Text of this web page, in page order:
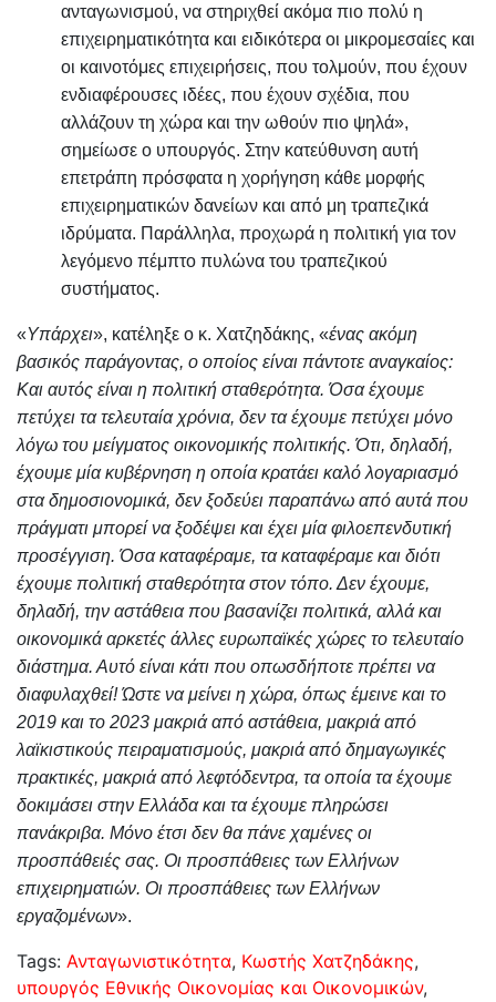
ανταγωνισμού, να στηριχθεί ακόμα πιο πολύ η
επιχειρηματικότητα και ειδικότερα οι μικρομεσαίες και
οι καινοτόμες επιχειρήσεις, που τολμούν, που έχουν
ενδιαφέρουσες ιδέες, που έχουν σχέδια, που
αλλάζουν τη χώρα και την ωθούν πιο ψηλά»,
σημείωσε ο υπουργός. Στην κατεύθυνση αυτή
επετράπη πρόσφατα η χορήγηση κάθε μορφής
επιχειρηματικών δανείων και από μη τραπεζικά
ιδρύματα. Παράλληλα, προχωρά η πολιτική για τον
λεγόμενο πέμπτο πυλώνα του τραπεζικού
συστήματος.
«Υπάρχει», κατέληξε ο κ. Χατζηδάκης, «ένας ακόμη
βασικός παράγοντας, ο οποίος είναι πάντοτε αναγκαίος:
Και αυτός είναι η πολιτική σταθερότητα. Όσα έχουμε
πετύχει τα τελευταία χρόνια, δεν τα έχουμε πετύχει μόνο
λόγω του μείγματος οικονομικής πολιτικής. Ότι, δηλαδή,
έχουμε μία κυβέρνηση η οποία κρατάει καλό λογαριασμό
στα δημοσιονομικά, δεν ξοδεύει παραπάνω από αυτά που
πράγματι μπορεί να ξοδέψει και έχει μία φιλοεπενδυτική
προσέγγιση. Όσα καταφέραμε, τα καταφέραμε και διότι
έχουμε πολιτική σταθερότητα στον τόπο. Δεν έχουμε,
δηλαδή, την αστάθεια που βασανίζει πολιτικά, αλλά και
οικονομικά αρκετές άλλες ευρωπαϊκές χώρες το τελευταίο
διάστημα. Αυτό είναι κάτι που οπωσδήποτε πρέπει να
διαφυλαχθεί! Ώστε να μείνει η χώρα, όπως έμεινε και το
2019 και το 2023 μακριά από αστάθεια, μακριά από
λαϊκιστικούς πειραματισμούς, μακριά από δημαγωγικές
πρακτικές, μακριά από λεφτόδεντρα, τα οποία τα έχουμε
δοκιμάσει στην Ελλάδα και τα έχουμε πληρώσει
πανάκριβα. Μόνο έτσι δεν θα πάνε χαμένες οι
προσπάθειές σας. Οι προσπάθειες των Ελλήνων
επιχειρηματιών. Οι προσπάθειες των Ελλήνων
εργαζομένων».
Tags: Ανταγωνιστικότητα, Κωστής Χατζηδάκης,
υπουργός Εθνικής Οικονομίας και Οικονομικών,